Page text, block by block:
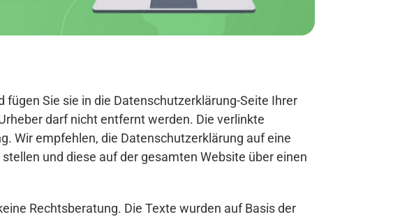
fügen Sie sie in die Datenschutzerklärung-Seite Ihrer
darf nicht entfernt werden. Die verlinkte
Wir empfehlen, die Datenschutzerklärung auf eine
und diese auf der gesamten Website über einen
Rechtsberatung. Die Texte wurden auf Basis der